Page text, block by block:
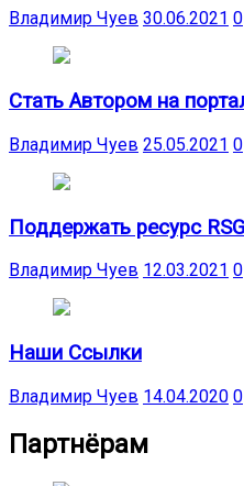
Владимир Чуев 30.06.2021 0
Стать Автором на
Владимир Чуев 25.05.2021 0
Поддержать ресурс
Владимир Чуев 12.03.2021 0
Наши Ссылки
Владимир Чуев 14.04.2020 0
Партнёрам